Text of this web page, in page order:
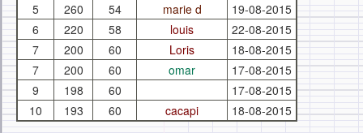
5
260 54 marie d
19-08-2015
6
220 58 louis
22-08-2015
7
200 60 Loris
18-08-2015
7
200 60 omar
17-08-2015
9
198 60
17-08-2015
10
193 60 cacapi 18-08-2015